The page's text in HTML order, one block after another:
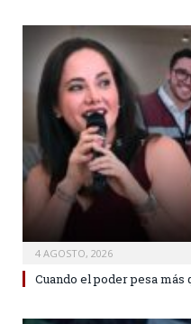
4 AGOSTO, 2026
Cuando el poder pesa más